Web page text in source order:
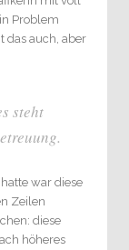
Problem
das auch, aber
steht
war diese
Zeilen
diese
höheres